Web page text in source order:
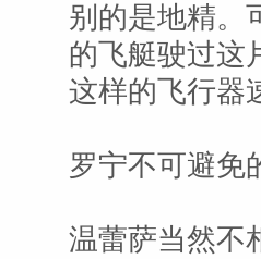
别的是地精。
的飞艇驶过这
这样的飞行器
罗宁不可避免
温蕾萨当然不